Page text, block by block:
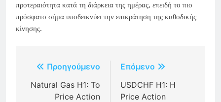
προτεραιότητα κατά τη διάρκεια της ημέρας, επειδή το πιο
πρόσφατο σήμα υποδεικνύει την επικράτηση της καθοδικής
κίνησης.
Πλοήγηση
άρθρων
Προηγούμενο
Natural Gas H1: Το
Price Action
Επόμενο
USDCHF H1: Η
Price Action